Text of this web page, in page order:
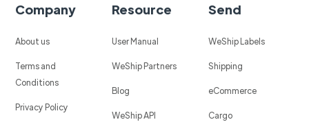
Company
About us
Terms and
Conditions
Privacy Policy
Resource
User Manual
WeShip Partners
Blog
WeShip API
Send
WeShip Labels
Shipping
eCommerce
Cargo